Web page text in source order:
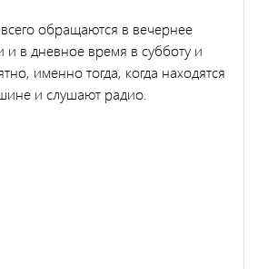
обращаются в вечернее
и в дневное время в субботу и
именно тогда, когда находятся
и слушают радио.